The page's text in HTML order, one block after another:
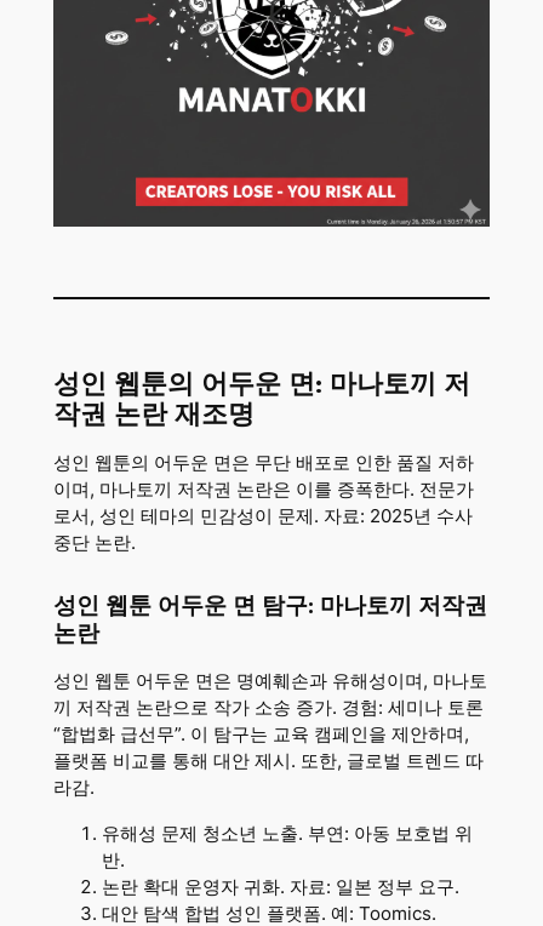
성인 웹툰의 어두운 면: 마나토끼 저
작권 논란 재조명
성인 웹툰의 어두운 면은 무단 배포로 인한 품질 저하
이며, 마나토끼 저작권 논란은 이를 증폭한다. 전문가
로서, 성인 테마의 민감성이 문제. 자료: 2025년 수사
중단 논란.
성인 웹툰 어두운 면 탐구: 마나토끼 저작권
논란
성인 웹툰 어두운 면은 명예훼손과 유해성이며, 마나토
끼 저작권 논란으로 작가 소송 증가. 경험: 세미나 토론
“합법화 급선무”. 이 탐구는 교육 캠페인을 제안하며,
플랫폼 비교를 통해 대안 제시. 또한, 글로벌 트렌드 따
라감.
유해성 문제 청소년 노출. 부연: 아동 보호법 위
반.
논란 확대 운영자 귀화. 자료: 일본 정부 요구.
대안 탐색 합법 성인 플랫폼. 예: Toomics.